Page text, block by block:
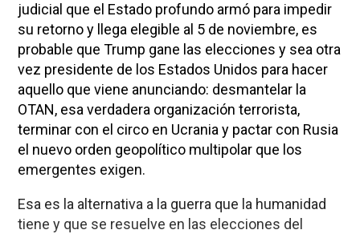
judicial que el Estado profundo armó para impedir
su retorno y llega elegible al 5 de noviembre, es
probable que Trump gane las elecciones y sea otra
vez presidente de los Estados Unidos para hacer
aquello que viene anunciando: desmantelar la
OTAN, esa verdadera organización terrorista,
terminar con el circo en Ucrania y pactar con Rusia
el nuevo orden geopolítico multipolar que los
emergentes exigen.
Esa es la alternativa a la guerra que la humanidad
tiene y que se resuelve en las elecciones del